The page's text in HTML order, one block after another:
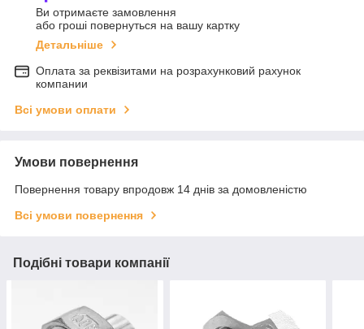
Ви отримаєте замовлення
або гроші повернуться на вашу картку
Детальніше
Оплата за реквізитами на розрахунковий рахунок
компании
Всі умови оплати
Умови повернення
Повернення товару впродовж 14 днів за домовленістю
Всі умови повернення
Подібні товари компанії